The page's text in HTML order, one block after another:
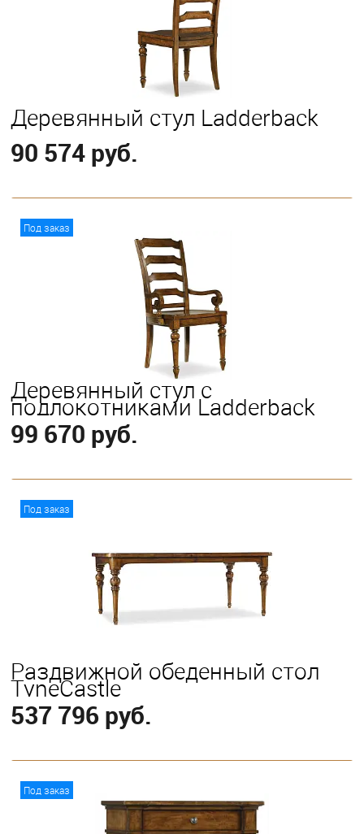
Деревянный стул Ladderback
90 574 руб.
Под заказ
Деревянный стул с
подлокотниками Ladderback
99 670 руб.
Под заказ
Раздвижной обеденный стол
TyneCastle
537 796 руб.
Под заказ